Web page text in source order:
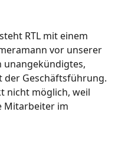
RTL mit einem
vor unserer
der Geschäftsführung.
nicht möglich, weil
Mitarbeiter im